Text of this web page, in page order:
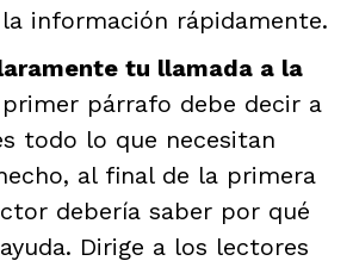
información rápidamente.
tu llamada a la
primer párrafo debe decir a
todo lo que necesitan
al final de la primera
debería saber por qué
Dirige a los lectores